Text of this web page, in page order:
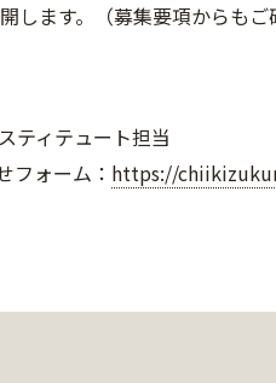
します。（募集要項からもご
ティテュート担当
ーム： https://